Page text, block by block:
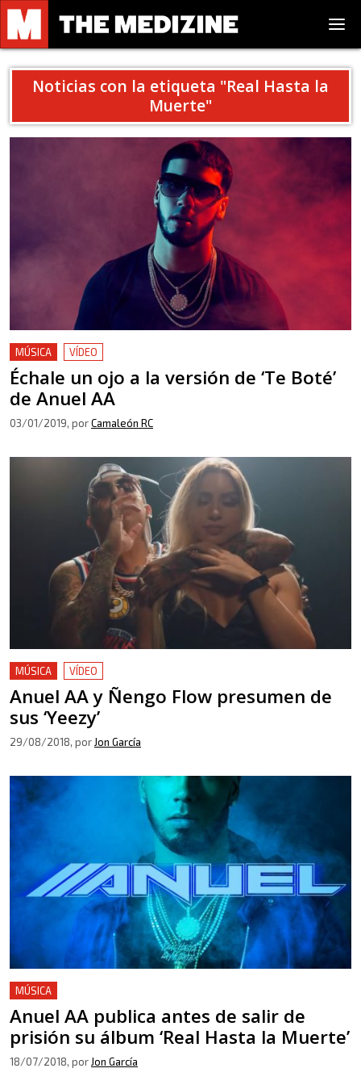
Noticias con la etiqueta "Real Hasta la
Muerte"
MÚSICA VÍDEO
Échale un ojo a la versión de ‘Te Boté’
de Anuel AA
03/01/2019, porCamaleón RC
MÚSICA VÍDEO
Anuel AA y Ñengo Flow presumen de
sus ‘Yeezy’
29/08/2018, por Jon García
MÚSICA
Anuel AA publica antes de salir de
prisión su álbum ‘Real Hasta la Muerte’
18/07/2018, por Jon García